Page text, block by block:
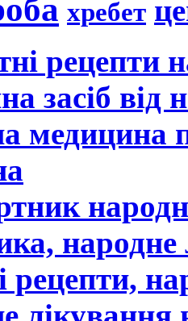
хребет
рецепти
засіб від
медицина
народне
рецепти,